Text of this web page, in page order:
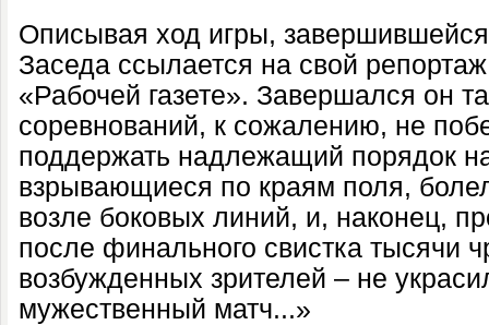
Описывая ход игры,
Заседа ссылается на свой
«Рабочей газете». Завершался он
соревнований, к сожалению, не
поддержать надлежащий порядок
взрывающиеся по краям поля,
возле боковых линий, и, наконец,
после финального свистка тысячи
возбужденных зрителей – не
мужественный матч...»